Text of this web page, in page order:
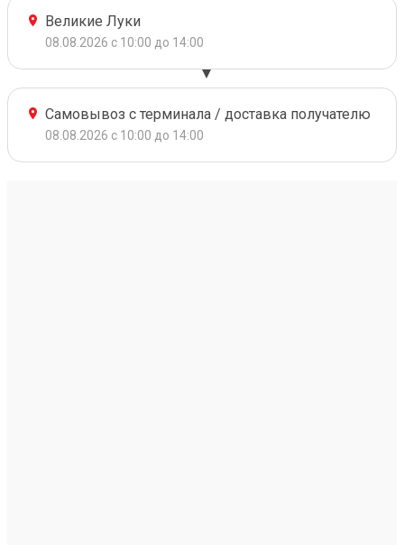
Великие Луки
08.08.2026 с 10:00 до 14:00
Самовывоз с терминала / доставка получателю
08.08.2026 с 10:00 до 14:00